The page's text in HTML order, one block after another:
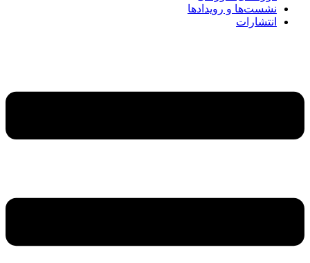
نشست‌ها و رویدادها
انتشارات